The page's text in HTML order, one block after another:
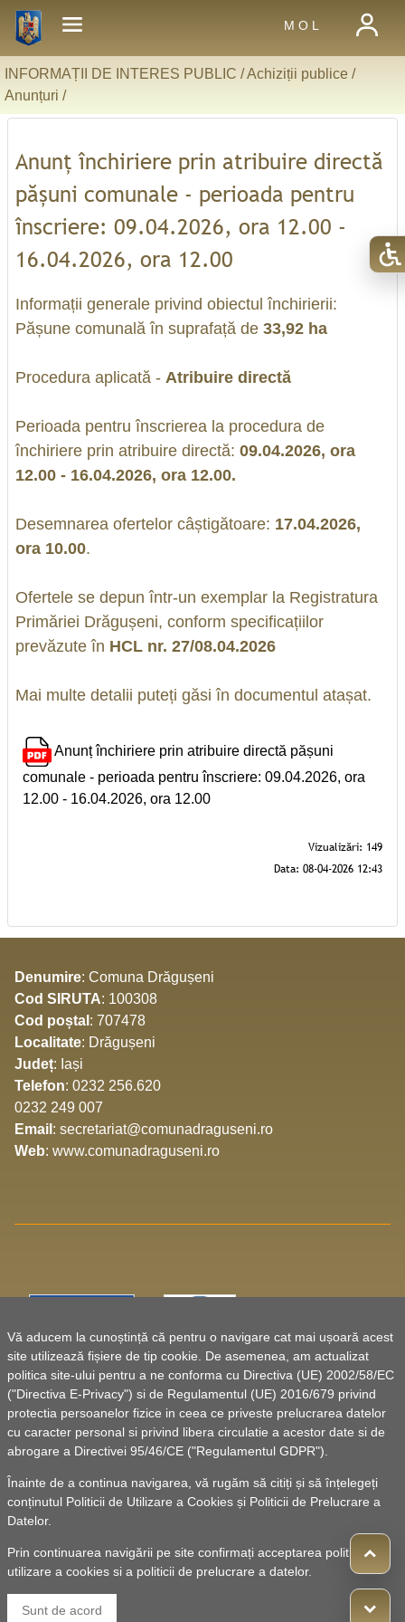
Vă aducem la cunoștință că pentru o navigare cat mai ușoară acest
site utilizează fișiere de tip cookie. De asemenea, am actualizat
politica site-ului pentru a ne conforma cu Directiva (UE) 2002/58/EC
("Directiva E-Privacy") si de Regulamentul (UE) 2016/679 privind
protectia persoanelor fizice in ceea ce priveste prelucrarea datelor
cu caracter personal si privind libera circulatie a acestor date si de
abrogare a Directivei 95/46/CE ("Regulamentul GDPR").
Înainte de a continua navigarea, vă rugăm să citiți și să înțelegeți
conținutul Politicii de Utilizare a Cookies și Politicii de Prelucrare a
Datelor.
Prin continuarea navigării pe site confirmați acceptarea politicii de
utilizare a cookies si a politicii de prelucrare a datelor.
Sunt de acord
M O L
INFORMAȚII DE INTERES PUBLIC /Achiziții publice/
Anunțuri /
Anunț închiriere prin atribuire directă
pășuni comunale - perioada pentru
înscriere: 09.04.2026, ora 12.00 -
16.04.2026, ora 12.00
Informații generale privind obiectul închirierii:
Pășune comunală în suprafață de 33,92 ha
Procedura aplicată - Atribuire directă
Perioada pentru înscrierea la procedura de
închiriere prin atribuire directă: 09.04.2026, ora
12.00 - 16.04.2026, ora 12.00.
Desemnarea ofertelor câștigătoare: 17.04.2026,
ora 10.00.
Ofertele se depun într-un exemplar la Registratura
Primăriei Drăgușeni, conform specificațiilor
prevăzute în HCL nr. 27/08.04.2026
Mai multe detalii puteți găsi în documentul atașat.
Anunț închiriere prin atribuire directă pășuni
comunale - perioada pentru înscriere: 09.04.2026, ora
12.00 - 16.04.2026, ora 12.00
Denumire: Comuna Drăgușeni
Cod SIRUTA: 100308
Cod poștal : 707478
Localitate: Drăgușeni
Județ: Iași
Telefon: 0232 256.620
0232 249 007
Email : secretariat@comunadraguseni.ro
Web: www.comunadraguseni.ro
© 2010 -Powered by Pancarpatica Invest
Termeni de